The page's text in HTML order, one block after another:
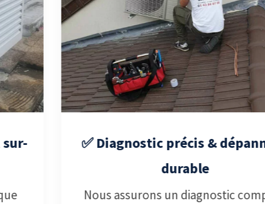
✅ Diagnostic précis & dépannage
Nous assurons un diagnostic complet,